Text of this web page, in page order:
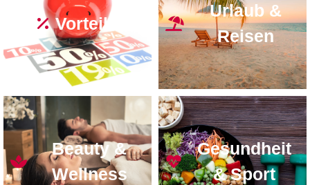
Vorteile
Urlaub &
Reisen
Beauty &
Wellness
Gesundheit
& Sport